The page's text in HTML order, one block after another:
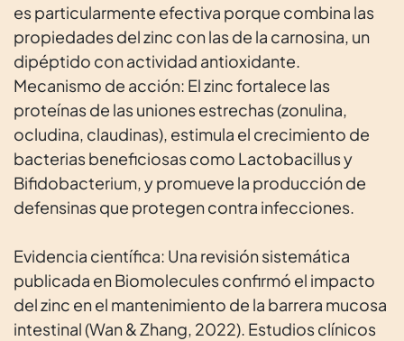
es particularmente efectiva porque combina las
propiedades del zinc con las de la carnosina, un
dipéptido con actividad antioxidante.
Mecanismo de acción: El zinc fortalece las
proteínas de las uniones estrechas (zonulina,
ocludina, claudinas), estimula el crecimiento de
bacterias beneficiosas como Lactobacillus y
Bifidobacterium, y promueve la producción de
defensinas que protegen contra infecciones.
Evidencia científica: Una revisión sistemática
publicada en Biomolecules confirmó el impacto
del zinc en el mantenimiento de la barrera mucosa
intestinal (Wan & Zhang, 2022). Estudios clínicos